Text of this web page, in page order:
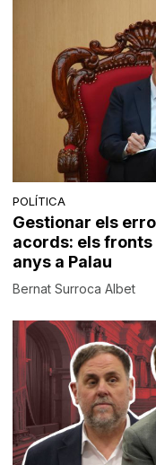
POLÍTICA
Gestionar els
acords: els
anys a Palau
Bernat Surroca Albet